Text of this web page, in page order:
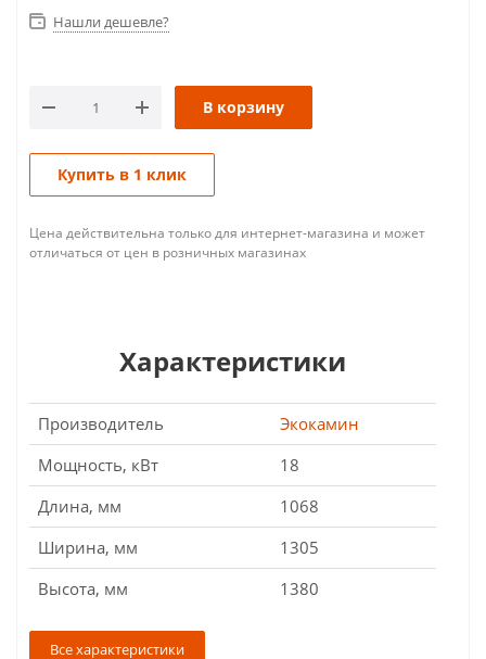
Нашли дешевле?
В корзину
Купить в 1 клик
Цена действительна только для интернет-магазина и может
отличаться от цен в розничных магазинах
Характеристики
Производитель
Экокамин
Мощность, кВт
18
Длина, мм
1068
Ширина, мм
1305
Высота, мм
1380
Все характеристики